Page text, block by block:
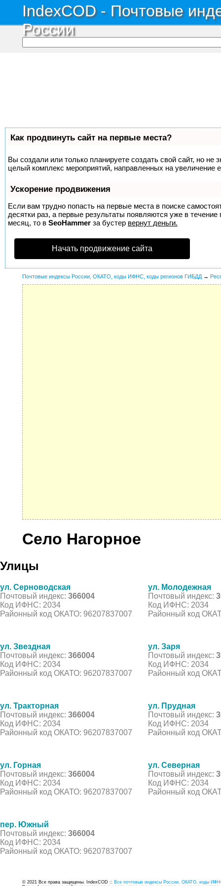
IndexCOD - Почтовые
России
Как продвинуть сайт на первые места?
Вы создали или только планируете создать свой сайт, но не
целый комплекс мероприятий, направленных на увеличение
Ускорение продвижения
Если вам трудно попасть на первые места в поиске
десятки раз, а первые результаты появляются уже в
месяц, то в SeoHammer за бустер вернут деньги.
Начать продвижение сайта
Почтовые индексы России, ОКАТО, коды ИФНС, коды регионов ГИБДД →
Село Нагорное
Улицы
ул. Серноводская
Почтовый индекс: 366004
Код ИФНС: 2034
Районный код ОКАТО: 96207837007
ул. Молодежная
Почтовый индекс:
Код ИФНС: 2034
Районный код
ул. Звездная
Почтовый индекс: 366004
Код ИФНС: 2034
Районный код ОКАТО: 96207837007
ул. Заря
Почтовый индекс:
Код ИФНС: 2034
Районный код
ул. Тракторная
Почтовый индекс: 366004
Код ИФНС: 2034
Районный код ОКАТО: 96207837007
ул. Прудная
Почтовый индекс:
Код ИФНС: 2034
Районный код
ул. Горная
Почтовый индекс: 366004
Код ИФНС: 2034
Районный код ОКАТО: 96207837007
ул. Северная
Почтовый индекс:
Код ИФНС: 2034
Районный код
пер. Южный
Почтовый индекс: 366004
Код ИФНС: 2034
Районный код ОКАТО: 96207837007
© 2021 Все права защищены. IndexCOD :: Все почтовые индексы России, ОКАТО, коды